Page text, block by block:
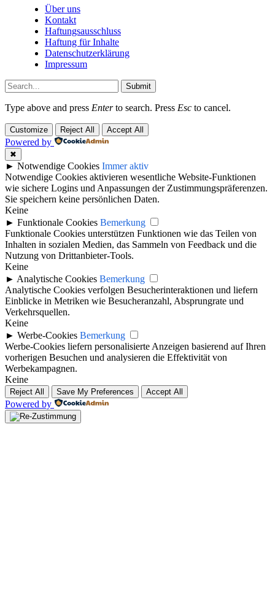
Über uns
Kontakt
Haftungsausschluss
Haftung für Inhalte
Datenschutzerklärung
Impressum
Submit
Type above and press Enterto search. Press Esc to cancel.
Customize Reject All Accept All
Powered by
✖
► Notwendige Cookies Immer aktiv
Notwendige Cookies aktivieren wesentliche Website-Funktionen
wie sichere Logins und Anpassungen der Zustimmungspräferenzen.
Sie speichern keine persönlichen Daten.
Keine
► Funktionale Cookies Bemerkung
Funktionale Cookies unterstützen Funktionen wie das Teilen von
Inhalten in sozialen Medien, das Sammeln von Feedback und die
Nutzung von Drittanbieter-Tools.
Keine
► Analytische Cookies Bemerkung
Analytische Cookies verfolgen Besucherinteraktionen und liefern
Einblicke in Metriken wie Besucheranzahl, Absprungrate und
Verkehrsquellen.
Keine
► Werbe-Cookies Bemerkung
Werbe-Cookies liefern personalisierte Anzeigen basierend auf Ihren
vorherigen Besuchen und analysieren die Effektivität von
Werbekampagnen.
Keine
Reject All Save My Preferences Accept All
Powered by